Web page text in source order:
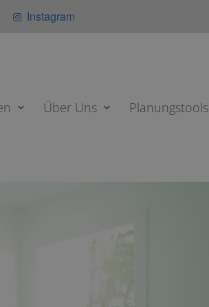
Instagram
Über Uns Planungstools